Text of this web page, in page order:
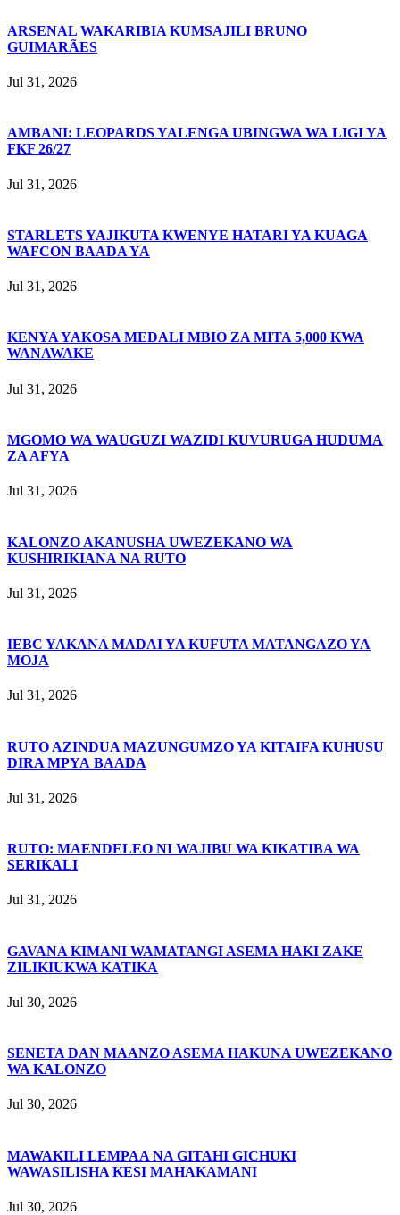
ARSENAL WAKARIBIA KUMSAJILI BRUNO
GUIMARÃES
Jul 31, 2026
AMBANI: LEOPARDS YALENGA UBINGWA WA LIGI YA
FKF 26/27
Jul 31, 2026
STARLETS YAJIKUTA KWENYE HATARI YA KUAGA
WAFCON BAADA YA
Jul 31, 2026
KENYA YAKOSA MEDALI MBIO ZA MITA 5,000 KWA
WANAWAKE
Jul 31, 2026
MGOMO WA WAUGUZI WAZIDI KUVURUGA HUDUMA
ZA AFYA
Jul 31, 2026
KALONZO AKANUSHA UWEZEKANO WA
KUSHIRIKIANA NA RUTO
Jul 31, 2026
IEBC YAKANA MADAI YA KUFUTA MATANGAZO YA
MOJA
Jul 31, 2026
RUTO AZINDUA MAZUNGUMZO YA KITAIFA KUHUSU
DIRA MPYA BAADA
Jul 31, 2026
RUTO: MAENDELEO NI WAJIBU WA KIKATIBA WA
SERIKALI
Jul 31, 2026
GAVANA KIMANI WAMATANGI ASEMA HAKI ZAKE
ZILIKIUKWA KATIKA
Jul 30, 2026
SENETA DAN MAANZO ASEMA HAKUNA UWEZEKANO
WA KALONZO
Jul 30, 2026
MAWAKILI LEMPAA NA GITAHI GICHUKI
WAWASILISHA KESI MAHAKAMANI
Jul 30, 2026